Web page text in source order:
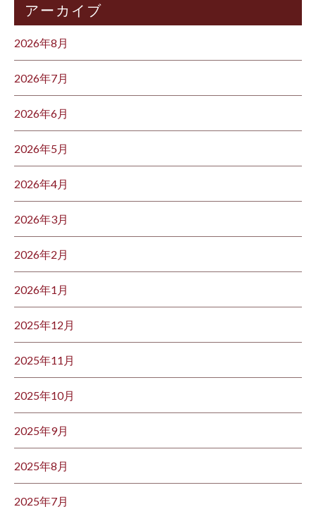
アーカイブ
2026年8月
2026年7月
2026年6月
2026年5月
2026年4月
2026年3月
2026年2月
2026年1月
2025年12月
2025年11月
2025年10月
2025年9月
2025年8月
2025年7月